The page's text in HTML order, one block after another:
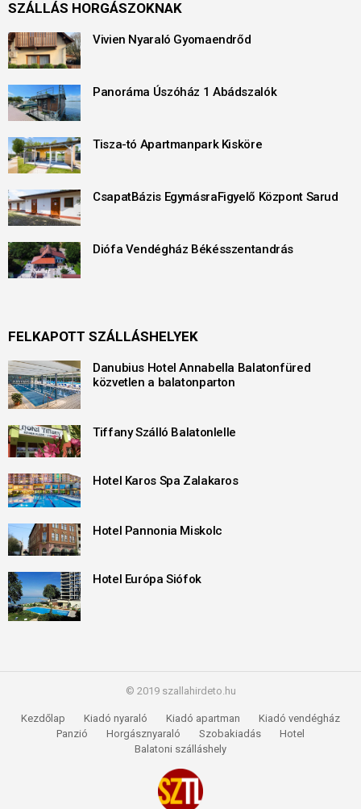
SZÁLLÁS HORGÁSZOKNAK
Vivien Nyaraló Gyomaendrőd
Panoráma Úszóház 1 Abádszalók
Tisza-tó Apartmanpark Kisköre
CsapatBázis EgymásraFigyelő Központ Sarud
Diófa Vendégház Békésszentandrás
FELKAPOTT SZÁLLÁSHELYEK
Danubius Hotel Annabella Balatonfüred
közvetlen a balatonparton
Tiffany Szálló Balatonlelle
Hotel Karos Spa Zalakaros
Hotel Pannonia Miskolc
Hotel Európa Siófok
© 2019 szallahirdeto.hu
Kezdőlap Kiadó nyaraló Kiadó apartman
Kiadó vendégház
Panzió
Horgásznyaraló Szobakiadás
Hotel
Balatoni szálláshely